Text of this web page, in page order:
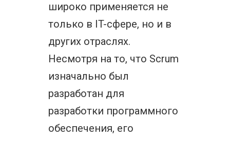
широко применяется не
только в IT-сфере, но и в
других отраслях.
Несмотря на то, что Scrum
изначально был
разработан для
разработки программного
обеспечения, его